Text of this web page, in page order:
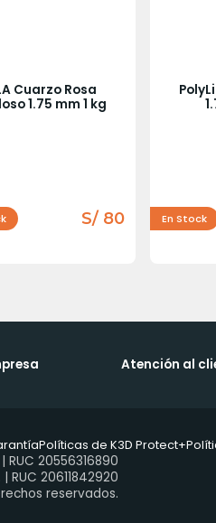
Cuarzo Rosa
1.75 mm 1 kg
S/ 80 En Stock
Atención al
Políticas de K3D Protect+
RUC 20556316890
| RUC 20611842920
reservados.